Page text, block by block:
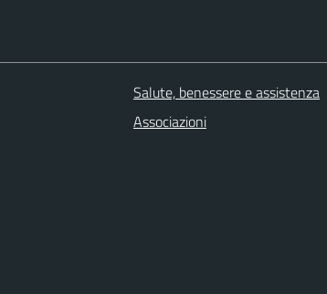
Salute, benessere e assistenza
Associazioni